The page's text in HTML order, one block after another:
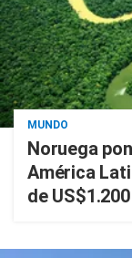
MUNDO
Noruega
América
de